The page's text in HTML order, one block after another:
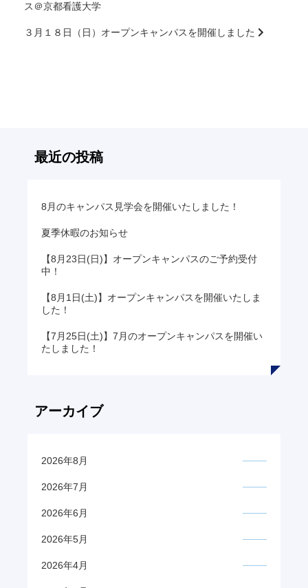
後
ス＠京都看護大学
３月１８日（日）オープンキャンパスを開催しました
最近の投稿
8月のキャンパス見学会を開催いたしました！
夏季休暇のお知らせ
【8月23日(日)】オープンキャンパスのご予約受付
中！
【8月1日(土)】オープンキャンパスを開催いたしま
した！
【7月25日(土)】7月のオープンキャンパスを開催い
たしました！
アーカイブ
2026年8月
2026年7月
2026年6月
2026年5月
2026年4月